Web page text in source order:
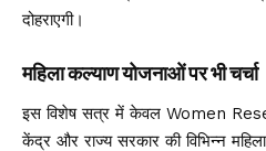
दोहराएगी।
महिला कल्याण योजनाओं पर भी चर्चा
इस विशेष सत्र में केवल Women
केंद्र और राज्य सरकार की विभिन्न